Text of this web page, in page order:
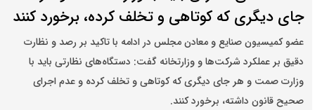
جای دیگری که کوتاهی و تخلف کرده، برخورد کنند
عضو کمیسیون صنایع و معادن مجلس در ادامه با تاکید بر رصد و نظارت
دقیق بر عملکرد شرکت‌ها و وزارتخانه گفت: دستگاه‌های نظارتی باید با
وزارت صمت و هر جای دیگری که کوتاهی و تخلف کرده و عدم اجرای
صحیح قانون داشته، برخورد کنند.